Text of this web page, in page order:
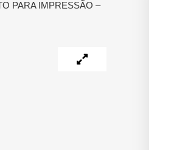
PARA IMPRESSÃO –